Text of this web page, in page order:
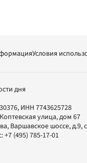
Условия
дня
ИНН 7743625728
улица, дом 67
, Варшавское шоссе, д.9,
+7 (495) 785-17-01